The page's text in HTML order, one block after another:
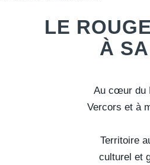
LE
À
Au cœur du
Vercors et à
Territoire
culturel et